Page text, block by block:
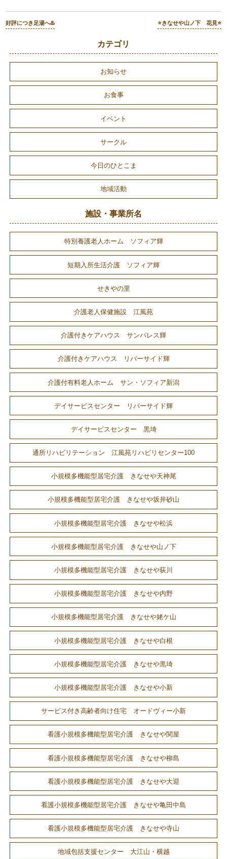
好評につき足湯へ♨️ ⭐きなせや山ノ下 花見⭐
カテゴリ
お知らせ
お食事
イベント
サークル
今日のひとこま
地域活動
施設・事業所名
特別養護老人ホーム ソフィア輝
短期入所生活介護 ソフィア輝
せきやの里
介護老人保健施設 江風苑
介護付きケアハウス サンパレス輝
介護付きケアハウス リバーサイド輝
介護付有料老人ホーム サン・ソフィア新潟
デイサービスセンター リバーサイド輝
デイサービスセンター 黒埼
通所リハビリテーション 江風苑リハビリセンター100
小規模多機能型居宅介護 きなせや天神尾
小規模多機能型居宅介護 きなせや坂井砂山
小規模多機能型居宅介護 きなせや松浜
小規模多機能型居宅介護 きなせや山ノ下
小規模多機能型居宅介護 きなせや荻川
小規模多機能型居宅介護 きなせや内野
小規模多機能型居宅介護 きなせや姥ケ山
小規模多機能型居宅介護 きなせや白根
小規模多機能型居宅介護 きなせや黒埼
小規模多機能型居宅介護 きなせや小新
サービス付き高齢者向け住宅 オードヴィー小新
看護小規模多機能型居宅介護 きなせや関屋
看護小規模多機能型居宅介護 きなせや柳島
看護小規模多機能型居宅介護 きなせや大迎
看護小規模多機能型居宅介護 きなせや亀田中島
看護小規模多機能型居宅介護 きなせや寺山
地域包括支援センター 大江山・横越